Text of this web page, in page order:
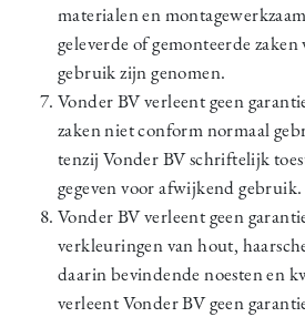
materialen en
geleverde of gemonteerde
gebruik zijn genomen.
Vonder BV verleent geen
zaken niet conform normaal
tenzij Vonder BV schriftelijk
gegeven voor afwijkend gebruik.
Vonder BV verleent geen
verkleuringen van hout,
daarin bevindende noesten en
verleent Vonder BV geen